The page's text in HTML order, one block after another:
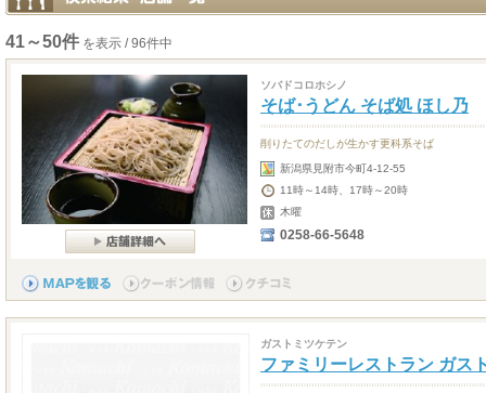
41～50件 を表示 / 96件中
ソバドコロホシノ
そば･うどん そば処 ほし乃
削りたてのだしが生かす更科系そば
新潟県見附市今町4-12-55
11時～14時、17時～20時
木曜
0258-66-5648
ガストミツケテン
ファミリーレストラン ガス